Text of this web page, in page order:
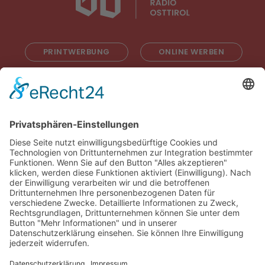
PRINTWERBUNG ONLINE WERBEN
Impressum